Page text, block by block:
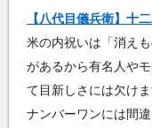
【八代目儀兵衛】十
米の内祝いは「消え
があるから有名人や
て目新しさには欠け
ナンバーワンには間